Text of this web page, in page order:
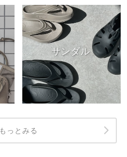
サンダル
もっとみる